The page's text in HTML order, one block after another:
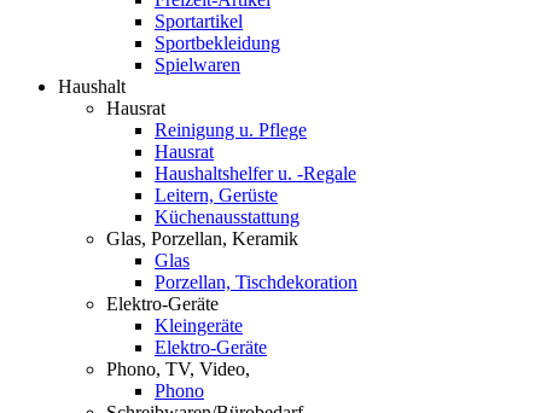
Sportartikel
Sportbekleidung
Spielwaren
Haushalt
Hausrat
Reinigung u. Pflege
Hausrat
Haushaltshelfer u. -Regale
Leitern, Gerüste
Küchenausstattung
Glas, Porzellan, Keramik
Glas
Porzellan, Tischdekoration
Elektro-Geräte
Kleingeräte
Elektro-Geräte
Phono, TV, Video,
Phono